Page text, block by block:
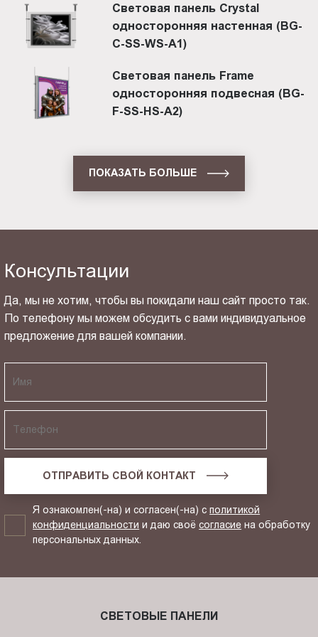
Световая панель Crystal
односторонняя настенная (BG-
C-SS-WS-A1)
Световая панель Frame
односторонняя подвесная (BG-
F-SS-HS-A2)
ПОКАЗАТЬ БОЛЬШЕ
Консультации
Да, мы не хотим, чтобы вы покидали наш сайт просто так.
По телефону мы можем обсудить с вами индивидуальное
предложение для вашей компании.
ОТПРАВИТЬ СВОЙ КОНТАКТ
Я ознакомлен(-на) и согласен(-на) сполитикой
конфиденциальности и даю своёсогласие на обработку
персональных данных.
СВЕТОВЫЕ ПАНЕЛИ